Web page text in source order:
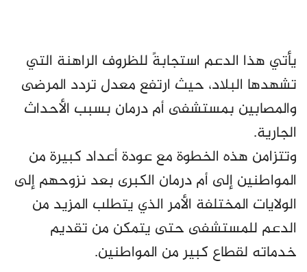
يأتي هذا الدعم استجابةً للظروف الراهنة التي
تشهدها البلاد، حيث ارتفع معدل تردد المرضى
والمصابين بمستشفى أم درمان بسبب الأحداث
الجارية.
وتتزامن هذه الخطوة مع عودة أعداد كبيرة من
المواطنين إلى أم درمان الكبرى بعد نزوحهم إلى
الولايات المختلفة الأمر الذي يتطلب المزيد من
الدعم للمستشفى حتى يتمكن من تقديم
خدماته لقطاع كبير من المواطنين.